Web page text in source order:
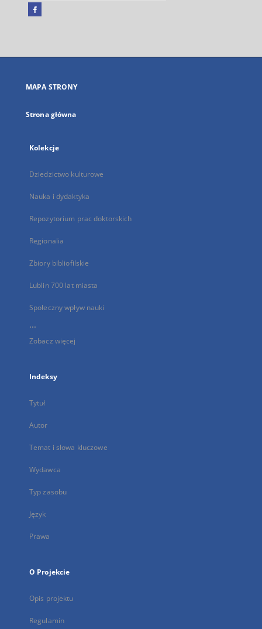
Facebook
się
karcie
MAPA STRONY
Strona główna
Kolekcje
Dziedzictwo kulturowe
Nauka i dydaktyka
Repozytorium prac doktorskich
Regionalia
Zbiory bibliofilskie
Lublin 700 lat miasta
Społeczny wpływ nauki
...
Zobacz więcej
Indeksy
Tytuł
Autor
Temat i słowa kluczowe
Wydawca
Typ zasobu
Język
Prawa
O Projekcie
Opis projektu
Regulamin